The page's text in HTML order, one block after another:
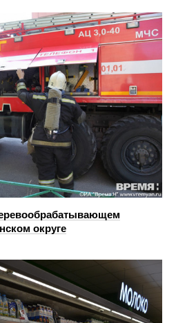
округе